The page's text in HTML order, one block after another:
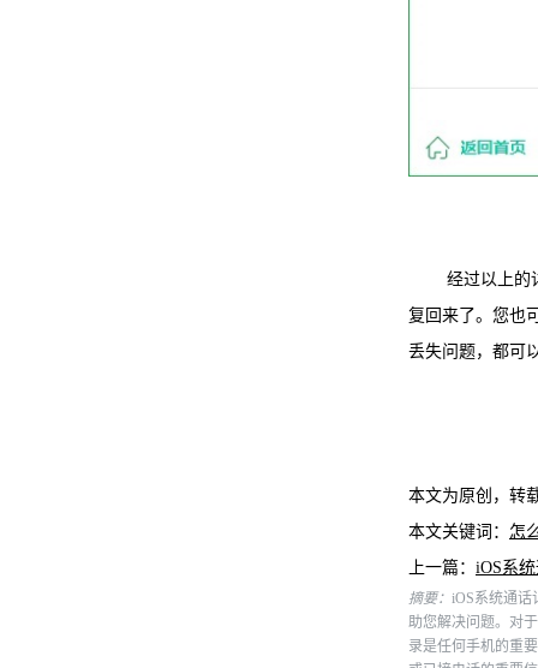
经过以上的详
复回来了。您也
丢失问题，都可
本文为原创，转
本文关键词： 怎
上一篇： iOS系
摘要： iOS系统通话
助您解决问题。对
录是任何手机的重